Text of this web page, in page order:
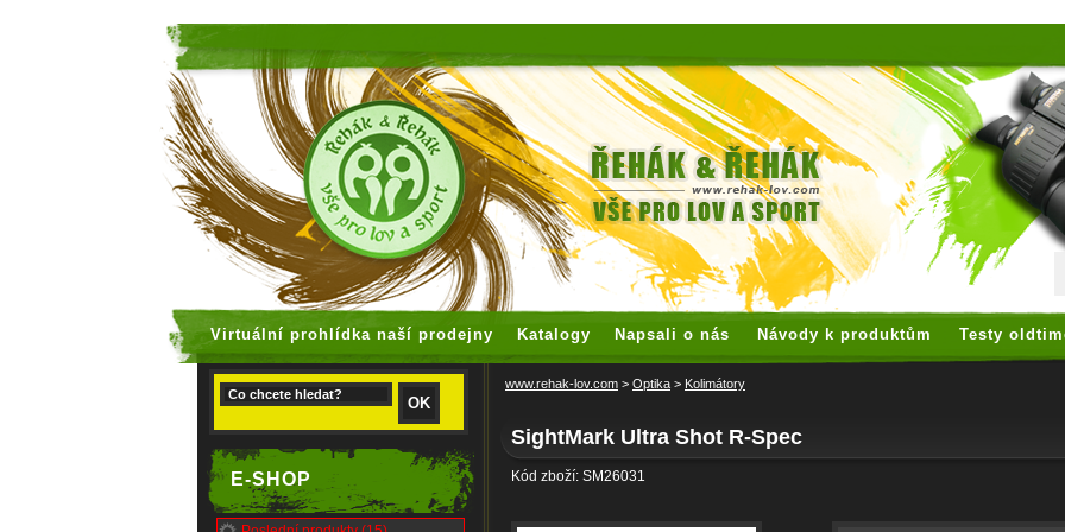
Virtuální prohlídka naší prodejny Katalogy Napsali o nás Návody k produktům Testy
E-SHOP
www.rehak-lov.com > Optika > Kolimátory
SightMark Ultra Shot R-Spec
Kód zboží: SM26031